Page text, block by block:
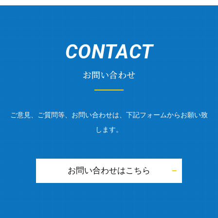
CONTACT
お問い合わせ
ご意見、ご質問等、お問い合わせは、下記フォームからお願い致
します。
お問い合わせはこちら